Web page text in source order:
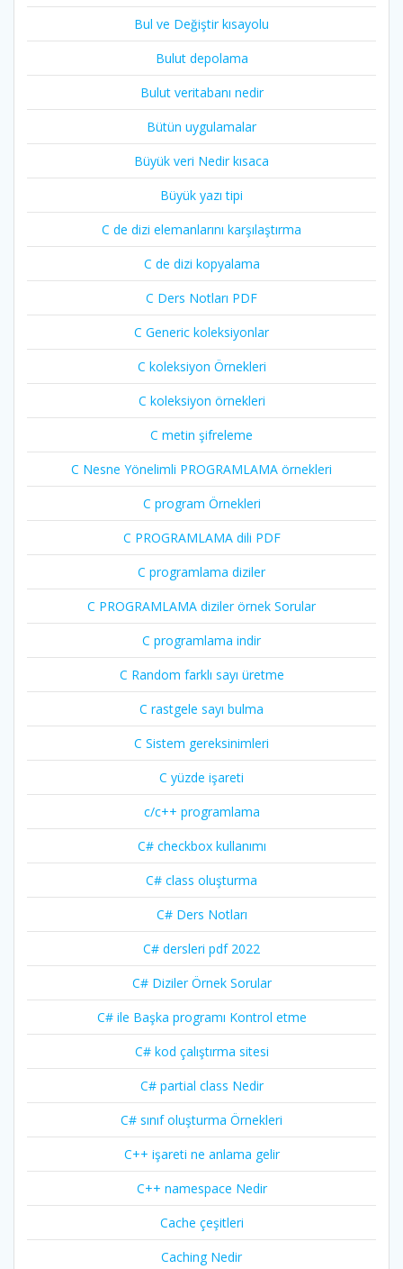
Bul ve Değiştir kısayolu
Bulut depolama
Bulut veritabanı nedir
Bütün uygulamalar
Büyük veri Nedir kısaca
Büyük yazı tipi
C de dizi elemanlarını karşılaştırma
C de dizi kopyalama
C Ders Notları PDF
C Generic koleksiyonlar
C koleksiyon Örnekleri
C koleksiyon örnekleri
C metin şifreleme
C Nesne Yönelimli PROGRAMLAMA örnekleri
C program Örnekleri
C PROGRAMLAMA dili PDF
C programlama diziler
C PROGRAMLAMA diziler örnek Sorular
C programlama indir
C Random farklı sayı üretme
C rastgele sayı bulma
C Sistem gereksinimleri
C yüzde işareti
c/c++ programlama
C# checkbox kullanımı
C# class oluşturma
C# Ders Notları
C# dersleri pdf 2022
C# Diziler Örnek Sorular
C# ile Başka programı Kontrol etme
C# kod çalıştırma sitesi
C# partial class Nedir
C# sınıf oluşturma Örnekleri
C++ işareti ne anlama gelir
C++ namespace Nedir
Cache çeşitleri
Caching Nedir